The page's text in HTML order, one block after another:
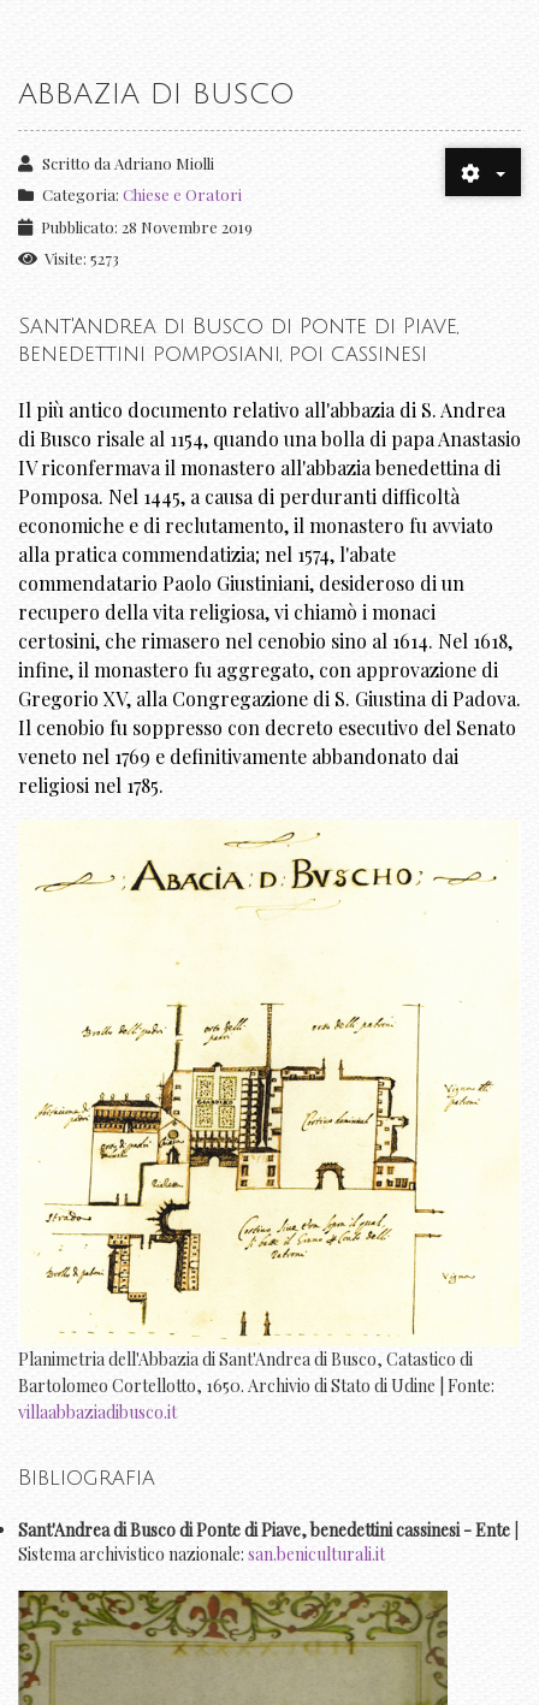
ABBAZIA DI BUSCO
Scritto da Adriano Miolli
Categoria: Chiese e Oratori
Pubblicato: 28 Novembre 2019
Visite: 5273
Sant'Andrea di Busco di Ponte di Piave,
benedettini pomposiani, poi cassinesi
Il più antico documento relativo all'abbazia di S. Andrea
di Busco risale al 1154, quando una bolla di papa Anastasio
IV riconfermava il monastero all'abbazia benedettina di
Pomposa. Nel 1445, a causa di perduranti difficoltà
economiche e di reclutamento, il monastero fu avviato
alla pratica commendatizia; nel 1574, l'abate
commendatario Paolo Giustiniani, desideroso di un
recupero della vita religiosa, vi chiamò i monaci
certosini, che rimasero nel cenobio sino al 1614. Nel 1618,
infine, il monastero fu aggregato, con approvazione di
Gregorio XV, alla Congregazione di S. Giustina di Padova.
Il cenobio fu soppresso con decreto esecutivo del Senato
veneto nel 1769 e definitivamente abbandonato dai
religiosi nel 1785.
Planimetria dell'Abbazia di Sant'Andrea di Busco, Catastico di
Bartolomeo Cortellotto, 1650. Archivio di Stato di Udine | Fonte:
villaabbaziadibusco.it
Bibliografia
Sant'Andrea di Busco di Ponte di Piave, benedettini cassinesi - Ente
Sistema archivistico nazionale: san.beniculturali.it